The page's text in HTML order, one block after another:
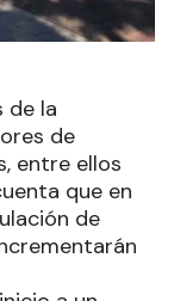
de la
de
entre ellos
que en
de